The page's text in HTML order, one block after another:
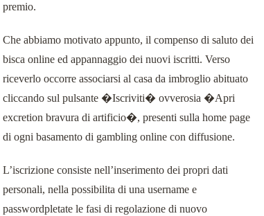
premio.
Che abbiamo motivato appunto, il compenso di saluto dei
bisca online ed appannaggio dei nuovi iscritti. Verso
riceverlo occorre associarsi al casa da imbroglio abituato
cliccando sul pulsante �Iscriviti� ovverosia �Apri
excretion bravura di artificio�, presenti sulla home page
di ogni basamento di gambling online con diffusione.
L’iscrizione consiste nell’inserimento dei propri dati
personali, nella possibilita di una username e
passwordpletate le fasi di regolazione di nuovo